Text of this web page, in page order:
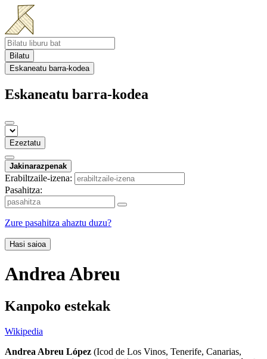
Bilatu
Eskaneatu barra-kodea
Eskaneatu barra-kodea
Ezeztatu
Jakinarazpenak
Erabiltzaile-izena:
Pasahitza:
Zure pasahitza ahaztu duzu?
Hasi saioa
Andrea Abreu
Kanpoko estekak
Wikipedia
Andrea Abreu López (Icod de Los Vinos, Tenerife, Canarias,